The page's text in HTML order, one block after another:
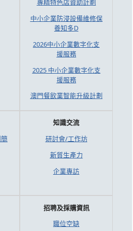
專精特色店資助計劃
中小企業防浸設備維修保
養知多D
2026中小企業數字化支
援服務
2025 中小企業數字化支
援服務
澳門餐飲業智能升級計劃
知識交流
研討會/工作坊
新質生產力
企業專訪
招聘及採購資訊
職位空缺